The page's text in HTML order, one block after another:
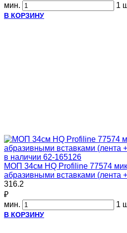
мин.
1
В КОРЗИНУ
в наличии 62-165126
МОП 34см HQ Profiline 77574
абразивными вставками (лента
316.2
₽
мин.
1
В КОРЗИНУ